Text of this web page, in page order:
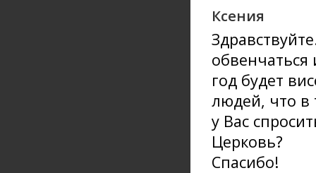
Ксения
обвенчаться
год будет
людей, что в
у Вас
Церковь?
Спасибо!